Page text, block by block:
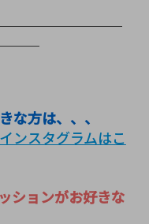
な方は、、、
インスタグラムはこ
ションがお好きな